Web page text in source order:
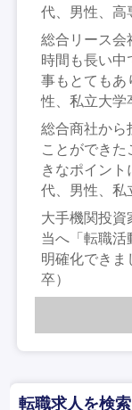
代、男性、高
総合リース会
時間も長い中
事もとてもあ
性、私立大学
総合商社から
ことができた
きなポイン
代、男性、私
大手機関投資
当へ「転職活
明確化できま
卒）
転職求人を検索